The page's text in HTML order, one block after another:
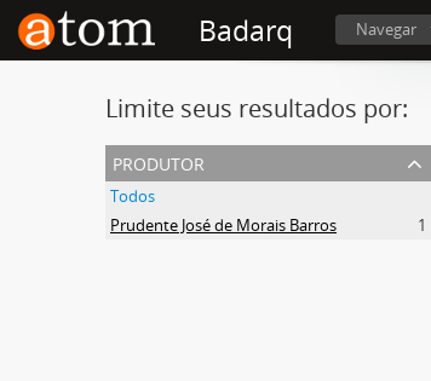
Badarq Navegar
Limite seus resultados por:
produtor
Todos
Prudente José de Morais Barros
1